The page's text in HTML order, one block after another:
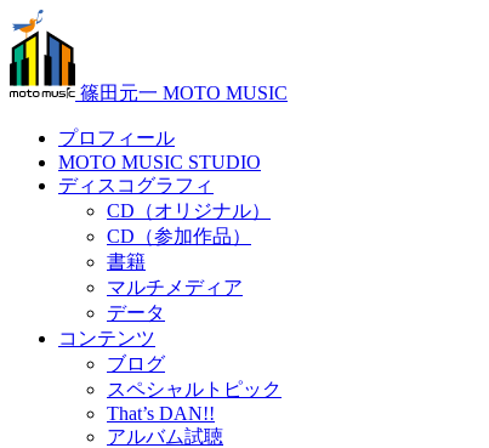
篠田元一 MOTO MUSIC
プロフィール
MOTO MUSIC STUDIO
ディスコグラフィ
CD（オリジナル）
CD（参加作品）
書籍
マルチメディア
データ
コンテンツ
ブログ
スペシャルトピック
That’s DAN!!
アルバム試聴